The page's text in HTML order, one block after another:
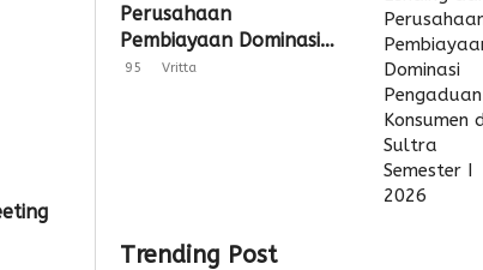
Perusahaan
Pembiayaan Dominasi
Pengaduan Konsumen
95 Vritta
Trending Post